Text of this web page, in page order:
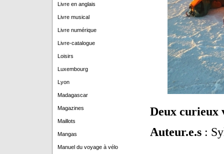
Livre en anglais
Livre musical
Livre numérique
Livre-catalogue
Loisirs
Luxembourg
Lyon
Madagascar
Magazines
Maillots
Mangas
Manuel du voyage à vélo
Deux curieux
Auteur.e.s: